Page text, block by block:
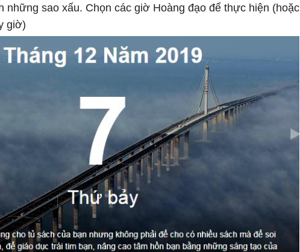
những sao xấu. Chọn các giờ Hoàng đạo để thực hiện (hoặc
giờ)